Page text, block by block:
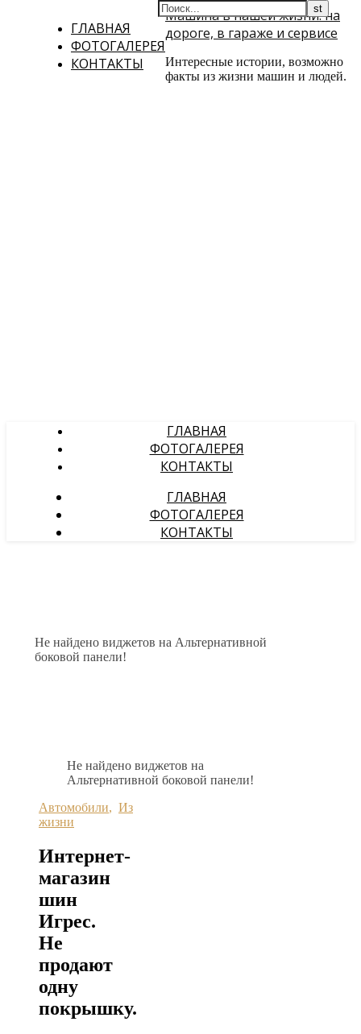
ГЛАВНАЯ
ФОТОГАЛЕРЕЯ
КОНТАКТЫ
Машина в нашей жизни: на
дороге, в гараже и сервисе
Интересные истории, возможно
факты из жизни машин и людей.
ГЛАВНАЯ
ФОТОГАЛЕРЕЯ
КОНТАКТЫ
ГЛАВНАЯ
ФОТОГАЛЕРЕЯ
КОНТАКТЫ
Не найдено виджетов на Альтернативной
боковой панели!
Не найдено виджетов на
Альтернативной боковой панели!
Автомобили, Из
жизни
Интернет-
магазин
шин
Игрес.
Не
продают
одну
покрышку.